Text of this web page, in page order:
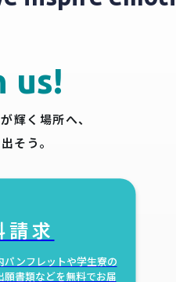
us!
輝く場所へ、
そう。
請求
パンフレットや学生寮の
願書類などを無料でお届